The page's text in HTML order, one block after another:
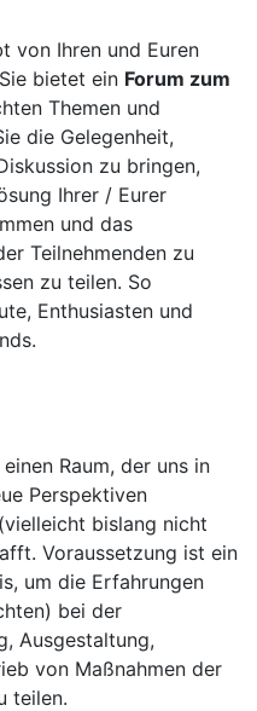
von Ihren und Euren
bietet ein Forum zum
Themen und
die Gelegenheit,
zu bringen,
Ihrer / Eurer
und das
Teilnehmenden zu
zu teilen. So
Enthusiasten und
Raum, der uns in
Perspektiven
bislang nicht
Voraussetzung ist ein
um die Erfahrungen
bei der
Ausgestaltung,
von Maßnahmen der
teilen.